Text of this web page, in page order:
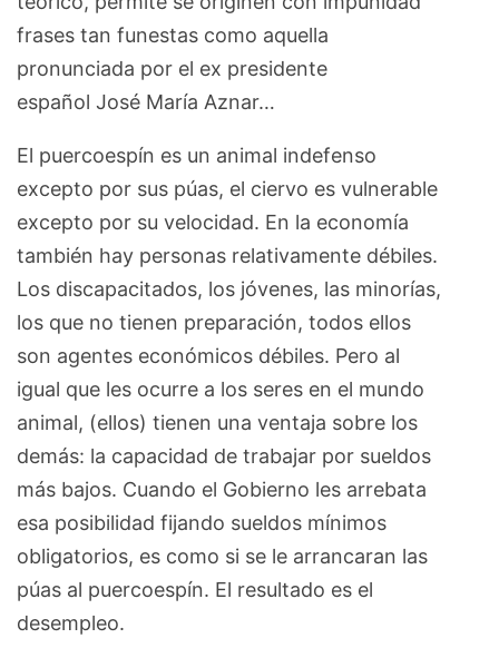
frases tan funestas como aquella
pronunciada por el ex presidente
español José María Aznar…
El puercoespín es un animal indefenso
excepto por sus púas, el ciervo es vulnerable
excepto por su velocidad. En la economía
también hay personas relativamente débiles.
Los discapacitados, los jóvenes, las minorías,
los que no tienen preparación, todos ellos
son agentes económicos débiles. Pero al
igual que les ocurre a los seres en el mundo
animal, (ellos) tienen una ventaja sobre los
demás: la capacidad de trabajar por sueldos
más bajos. Cuando el Gobierno les arrebata
esa posibilidad fijando sueldos mínimos
obligatorios, es como si se le arrancaran las
púas al puercoespín. El resultado es el
desempleo.